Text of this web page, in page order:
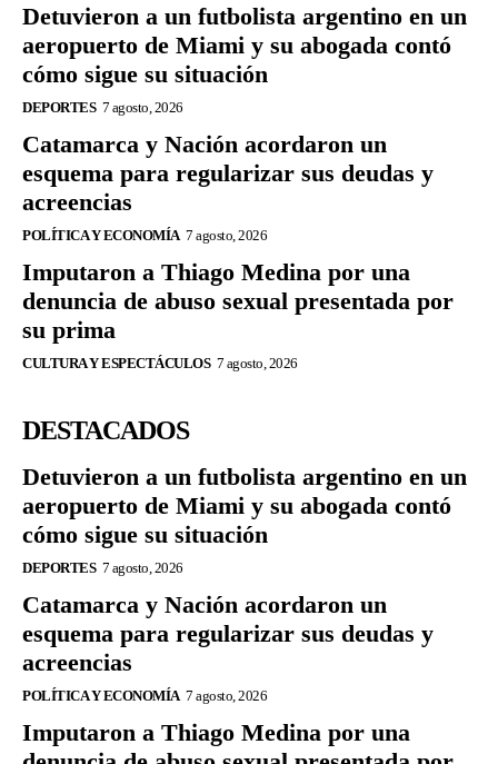
Detuvieron a un futbolista argentino en un
aeropuerto de Miami y su abogada contó
cómo sigue su situación
DEPORTES 7 agosto, 2026
Catamarca y Nación acordaron un
esquema para regularizar sus deudas y
acreencias
POLÍTICA Y ECONOMÍA 7 agosto, 2026
Imputaron a Thiago Medina por una
denuncia de abuso sexual presentada por
su prima
CULTURA Y ESPECTÁCULOS 7 agosto, 2026
DESTACADOS
Detuvieron a un futbolista argentino en un
aeropuerto de Miami y su abogada contó
cómo sigue su situación
DEPORTES 7 agosto, 2026
Catamarca y Nación acordaron un
esquema para regularizar sus deudas y
acreencias
POLÍTICA Y ECONOMÍA 7 agosto, 2026
Imputaron a Thiago Medina por una